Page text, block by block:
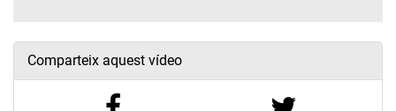
Comparteix aquest vídeo